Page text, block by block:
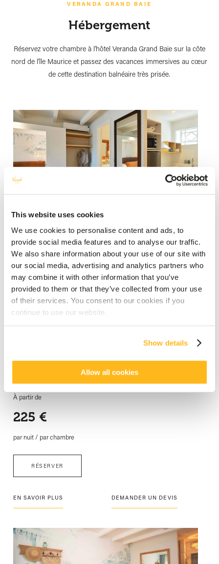
This website uses cookies
We use cookies to personalise content and ads, to
provide social media features and to analyse our traffic.
We also share information about your use of our site with
our social media, advertising and analytics partners who
may combine it with other information that you’ve
provided to them or that they’ve collected from your use
of their services. You consent to our cookies if you
continue to use our website.
Show details
Allow all cookies
VERANDA GRAND BAIE
Hébergement
Réservez votre chambre à l’hôtel Veranda Grand Baie sur la côte
nord de l’île Maurice et passez des vacances immersives au cœur
de cette destination balnéaire très prisée.
Appartement
Contemporains et épurés, les appartements reflètent le style Créole
Chic. Dotés d’un lit king size et d’un lit tiroir, d’une petite cuisine et
d’une salle de bain, ils conviennent parfaitement aux voyageurs les
plus indépendants qui veulent se sentir libres tout en profitant des
avantages que leur offre l’hôtel.
Enfants ou adolescents dans leur propre chambre : Minimum 2
Configuration : 1 lit king size
À partir de
225 €‎
par nuit / par chambre
RÉSERVER
EN SAVOIR PLUS DEMANDER UN DEVIS